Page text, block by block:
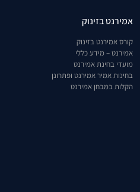
אמירנט בזינוק
קורס אמירנט בזינוק
אמירנט – מידע כללי
מועדי בחינת אמירנט
בחינות אמיר אמירנט ופתרונן
הקלות במבחן אמירנט